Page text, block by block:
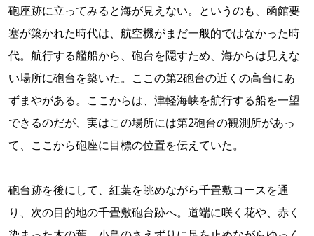
砲座跡に立ってみると海が見えない。というのも、函館要
塞が築かれた時代は、航空機がまだ一般的ではなかった時
代。航行する艦船から、砲台を隠すため、海からは見えな
い場所に砲台を築いた。ここの第2砲台の近くの高台にあ
ずまやがある。ここからは、津軽海峡を航行する船を一望
できるのだが、実はこの場所には第2砲台の観測所があっ
て、ここから砲座に目標の位置を伝えていた。
砲台跡を後にして、紅葉を眺めながら千畳敷コースを通
り、次の目的地の千畳敷砲台跡へ。道端に咲く花や、赤く